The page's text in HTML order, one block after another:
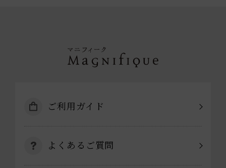
ご利用ガイド
よくあるご質問